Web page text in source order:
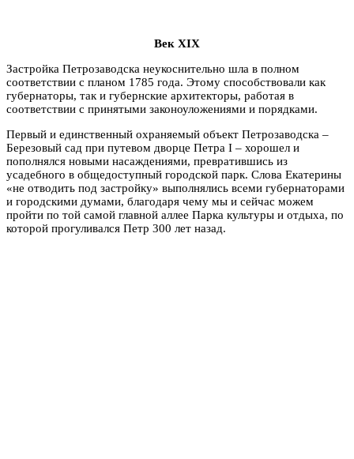
Век XIX
Застройка Петрозаводска неукоснительно шла в полном
соответствии с планом 1785 года. Этому способствовали как
губернаторы, так и губернские архитекторы, работая в
соответствии с принятыми законоуложениями и порядками.
Первый и единственный охраняемый объект Петрозаводска –
Березовый сад при путевом дворце Петра I – хорошел и
пополнялся новыми насаждениями, превратившись из
усадебного в общедоступный городской парк. Слова Екатерины
«не отводить под застройку» выполнялись всеми губернаторами
и городскими думами, благодаря чему мы и сейчас можем
пройти по той самой главной аллее Парка культуры и отдыха, по
которой прогуливался Петр 300 лет назад.